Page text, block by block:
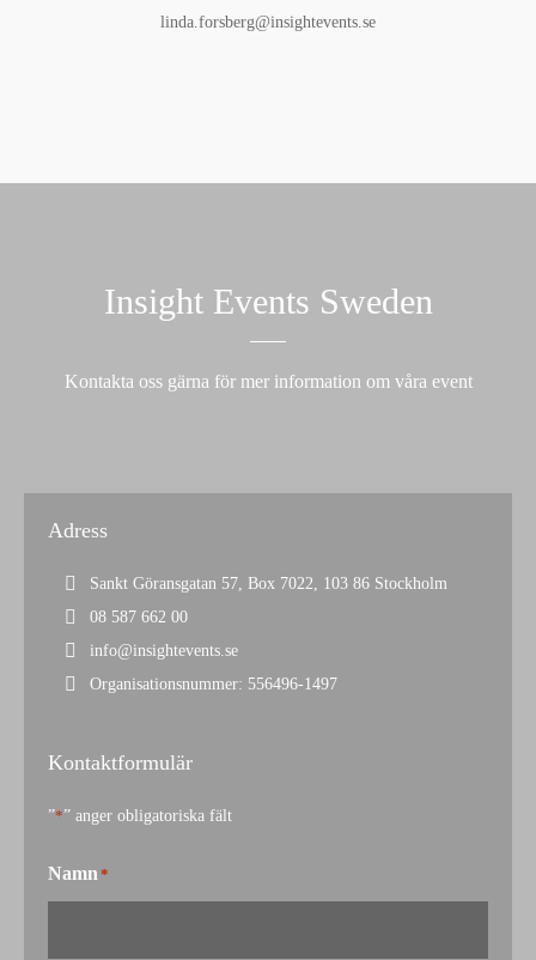
linda.forsberg@insightevents.se
Insight Events Sweden
Kontakta oss gärna för mer information om våra event
Adress
Sankt Göransgatan 57, Box 7022, 103 86 Stockholm
08 587 662 00
info@insightevents.se
Organisationsnummer: 556496-1497
Kontaktformulär
”*” anger obligatoriska fält
Namn*